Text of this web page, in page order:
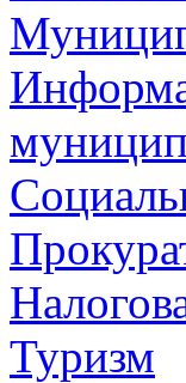
Туризм